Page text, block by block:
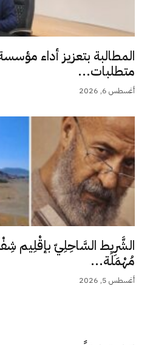
المطالبة بتعزيز أداء
متطلبات...
أغسطس 6, 2026
الشَّرِيط السَّاحِلِيّ بإقْلِيم
مُهْمَلَة...
أغسطس 5, 2026